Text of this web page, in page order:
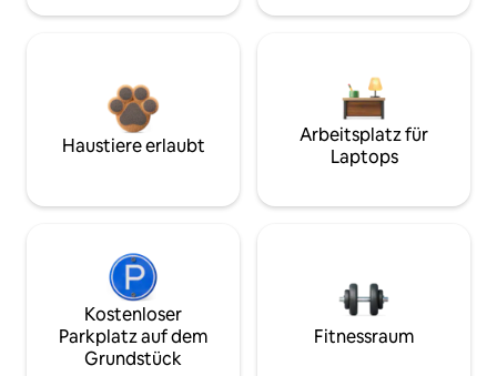
Haustiere erlaubt
Arbeitsplatz für
Laptops
Kostenloser
Parkplatz auf dem
Grundstück
Fitnessraum